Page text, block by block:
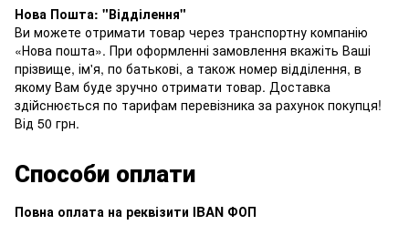
Нова Пошта: "Відділення"
Ви можете отримати товар через транспортну компанію
«Нова пошта». При оформленні замовлення вкажіть Ваші
прізвище, ім'я, по батькові, а також номер відділення, в
якому Вам буде зручно отримати товар. Доставка
здійснюється по тарифам перевізника за рахунок покупця!
Від 50 грн.
Способи оплати
Повна оплата на реквізити IBAN ФОП